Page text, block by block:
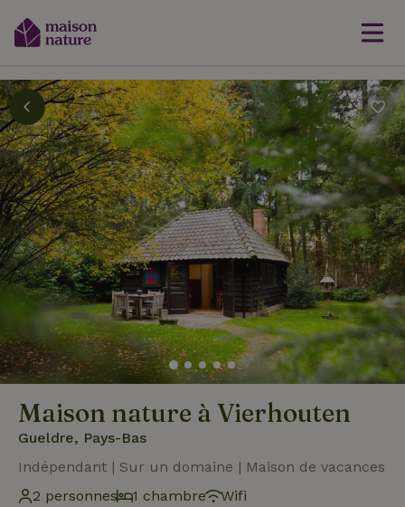
Maison nature à Vierhouten
Gueldre, Pays-Bas
Indépendant | Sur un domaine | Maison de vacances
2 personnes
1 chambre
Wifi